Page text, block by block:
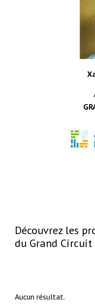
Découvrez les
du Grand Circuit
Aucun résultat.